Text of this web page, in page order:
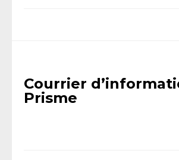
Courrier
Prisme